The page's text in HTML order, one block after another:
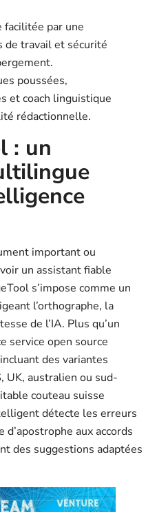
par une
de travail et sécurité
poussées,
et coach linguistique
rédactionnelle.
: un
important ou
un assistant fiable
s’impose comme un
l’orthographe, la
de l’IA. Plus qu’un
service open source
des variantes
UK, australien ou sud-
couteau suisse
détecte les erreurs
aux accords
des suggestions adaptées